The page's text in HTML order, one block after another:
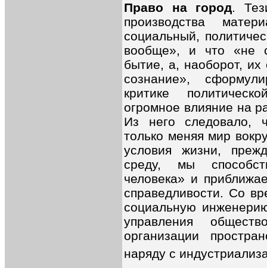
Право на город.
производства
социальный,
вообще», и что «не
бытие, а, наоборот, их
сознание»,
критике
огромное влияние на
Из него следовало,
только меняя мир
условия жизни,
среду, мы
человека» и
справедливости. Со
социальную
управления
организации
наряду с